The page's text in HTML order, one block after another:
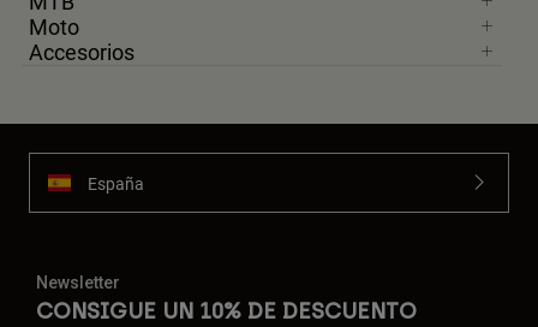
Moto
Accesorios
España
Newsletter
CONSIGUE UN 10% DE DESCUENTO